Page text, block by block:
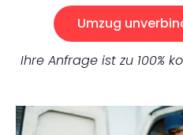
Umzug
Ihre Anfrage ist zu 100%